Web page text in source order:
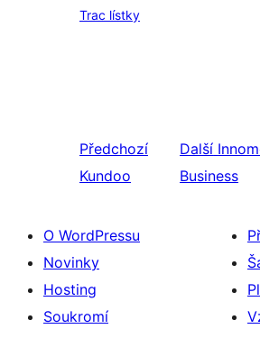
Trac lístky
Předchozí
Kundoo
Další
Business
O WordPressu
Novinky
Hosting
Soukromí